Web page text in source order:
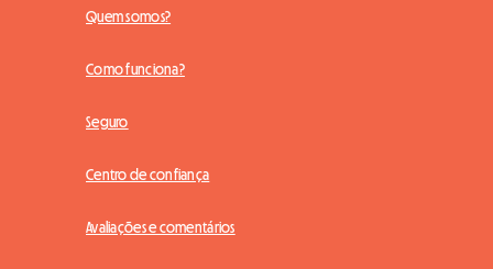
Quem somos?
Como funciona?
Seguro
Centro de confiança
Avaliações e comentários